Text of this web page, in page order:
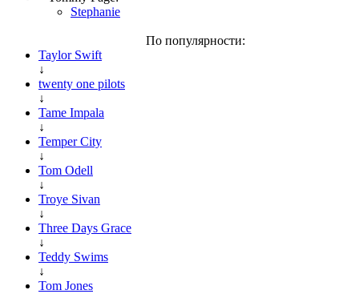
Stephanie
По популярности:
Taylor Swift
↓
twenty one pilots
↓
Tame Impala
↓
Temper City
↓
Tom Odell
↓
Troye Sivan
↓
Three Days Grace
↓
Teddy Swims
↓
Tom Jones